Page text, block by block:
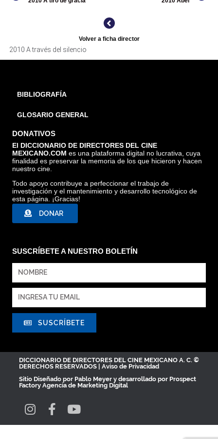
A TRAVÉS DEL SILENCIO, ARCHIVO CINETECA NACIONAL
Volver a ficha director
2010 A través del silencio
BIBLIOGRAFÍA
GLOSARIO GENERAL
DONATIVOS
El DICCIONARIO DE DIRECTORES DEL CINE
MEXICANO.COM es una plataforma digital no lucrativa, cuya
finalidad es preservar la memoria de los que hicieron y hacen
nuestro cine.
Todo apoyo contribuye a perfeccionar el trabajo de
investigación y el mantenimiento y desarrollo tecnológico de
esta página. ¡Gracias!
DONAR
SUSCRÍBETE A NUESTRO BOLETÍN
SUSCRÍBETE
DICCIONARIO DE DIRECTORES DEL CINE MEXICANO A. C. ©
DERECHOS RESERVADOS | Aviso de Privacidad
Sitio Diseñado por Pablo Meyer y desarrollado por Prospect
Factory Agencia de Marketing Digital